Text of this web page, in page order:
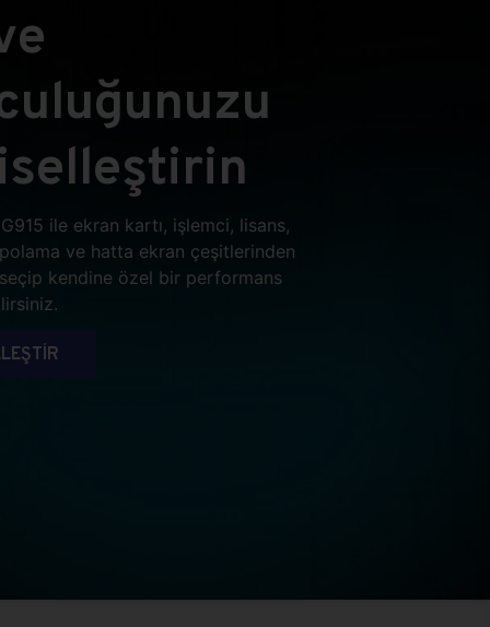
ile ekran kartı, işlemci, lisans,
ve hatta ekran çeşitlerinden
kendine özel bir performans